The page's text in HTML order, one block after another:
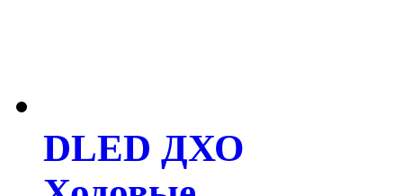
DLED ДХО